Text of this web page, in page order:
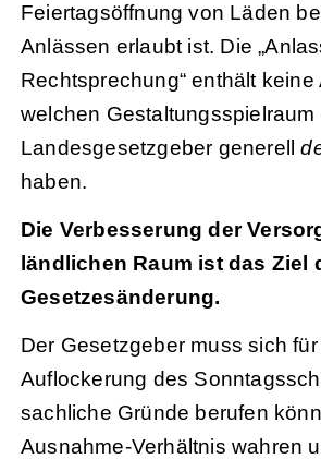
Feiertagsöffnung von Läden
Anlässen erlaubt ist. Die
Rechtsprechung“ enthält
welchen Gestaltungsspielraum
Landesgesetzgeber generell
haben.
Die Verbesserung der
ländlichen Raum ist das Ziel
Gesetzesänderung.
Der Gesetzgeber muss sich
Auflockerung des
sachliche Gründe berufen
Ausnahme-Verhältnis wahren